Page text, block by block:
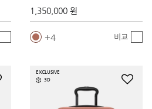
1,350,000 원
4 비교
EXCLUSIVE
3D